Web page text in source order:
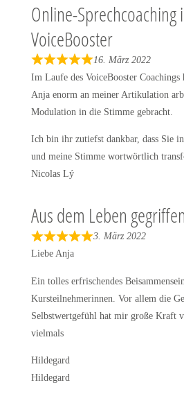
t
o
f
5
Online-Sprechcoaching
VoiceBooster
R
d
5
o
t
o
f
5
16. März 2022
Im Laufe des VoiceBooster
Anja enorm an meiner Artikulation
Modulation in die Stimme gebracht.
Ich bin ihr zutiefst dankbar, dass Sie
und meine Stimme wortwörtlich
Nicolas Lý
Aus dem Leben
R
t
e
d
5
u
t
3. März 2022
Liebe Anja
Ein tolles erfrischendes
Kursteilnehmerinnen. Vor allem die
Selbstwertgefühl hat mir große Kraft
vielmals
Hildegard
Hildegard